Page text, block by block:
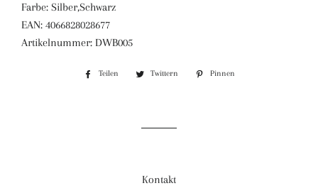
Farbe: Silber,Schwarz
EAN: 4066828028677
Artikelnummer: DWB005
Teilen
Auf
Twittern
Auf
Pinnen
Kontakt